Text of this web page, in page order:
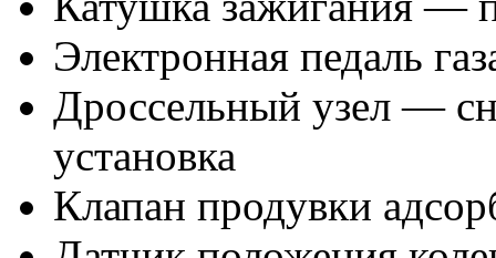
Электронная педаль
Дроссельный узел —
установка
Клапан продувки